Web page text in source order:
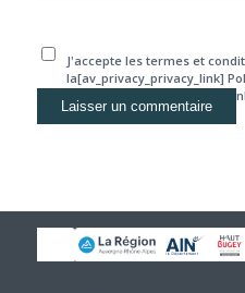
J'accepte les termes et
la[av_privacy_privacy_link]
confidentialité[/